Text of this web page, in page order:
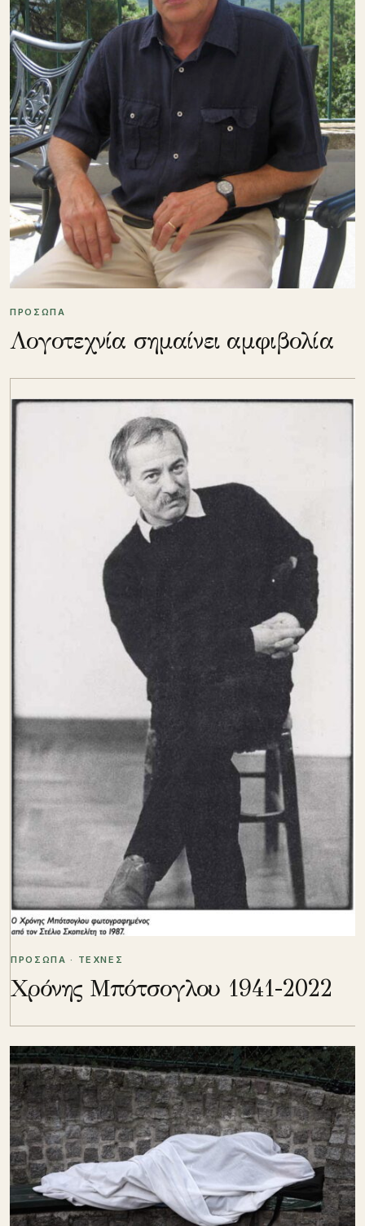
ΠΡΟΣΩΠΑ
Λογοτεχνία σημαίνει αμφιβολία
ΠΡΟΣΩΠΑ · ΤΕΧΝΕΣ
Χρόνης Μπότσογλου 1941-2022